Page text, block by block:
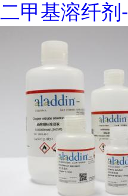
二甲基溶纤剂